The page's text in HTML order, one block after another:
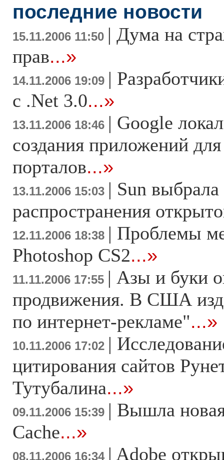
последние новости
15.11.2006 11:50 | Дума на
прав...»
14.11.2006 19:09 |
с .Net 3.0...»
13.11.2006 18:46 | Google
создания приложений
порталов...»
13.11.2006 15:03 | Sun
распространения
12.11.2006 18:38 | Проблемы
Photoshop CS2...»
11.11.2006 17:55 | Азы и буки
продвижения. В США
по интернет-рекламе"...»
10.11.2006 17:02 |
цитирования сайтов
Тутубалина...»
09.11.2006 15:39 | Вышла
Cache...»
08.11.2006 16:34 | Adobe